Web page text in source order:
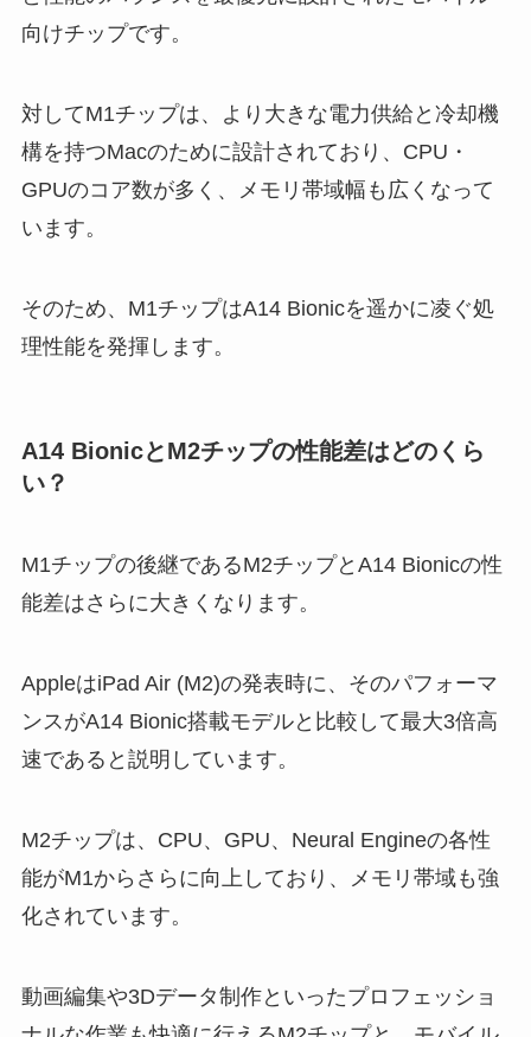
向けチップです。
対してM1チップは、より大きな電力供給と冷却機
構を持つMacのために設計されており、CPU・
GPUのコア数が多く、メモリ帯域幅も広くなって
います。
そのため、M1チップはA14 Bionicを遥かに凌ぐ処
理性能を発揮します。
A14 BionicとM2チップの性能差はどのくら
い？
M1チップの後継であるM2チップとA14 Bionicの性
能差はさらに大きくなります。
AppleはiPad Air (M2)の発表時に、そのパフォーマ
ンスがA14 Bionic搭載モデルと比較して最大3倍高
速であると説明しています。
M2チップは、CPU、GPU、Neural Engineの各性
能がM1からさらに向上しており、メモリ帯域も強
化されています。
動画編集や3Dデータ制作といったプロフェッショ